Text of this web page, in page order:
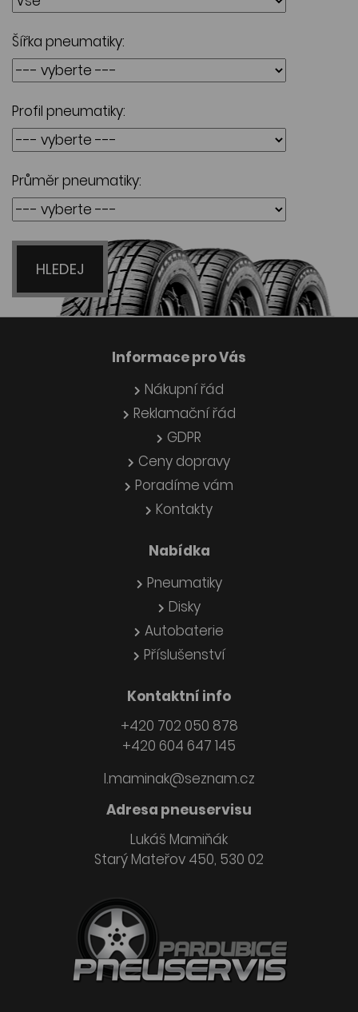
Šířka pneumatiky:
Profil pneumatiky:
Průměr pneumatiky:
HLEDEJ
Informace pro Vás
Nákupní řád
Reklamační řád
GDPR
Ceny dopravy
Poradíme vám
Kontakty
Nabídka
Pneumatiky
Disky
Autobaterie
Příslušenství
Kontaktní info
+420 702 050 878
+420 604 647 145
l.maminak@seznam.cz
Adresa pneuservisu
Lukáš Mamiňák
Starý Mateřov 450, 530 02